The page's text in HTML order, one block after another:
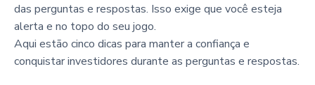
das perguntas e respostas. Isso exige que você esteja
alerta e no topo do seu jogo.
Aqui estão cinco dicas para manter a confiança e
conquistar investidores durante as perguntas e respostas.